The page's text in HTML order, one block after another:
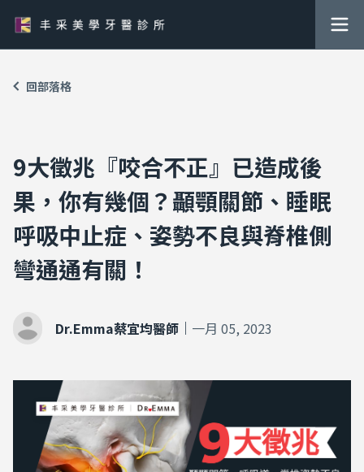
回部落格
9大徵兆『咬合不正』已造成後
果，你有幾個？顳顎關節、睡眠
呼吸中止症、姿勢不良與脊椎側
彎通通有關！
Dr.Emma蔡宜均醫師 一月 05, 2023